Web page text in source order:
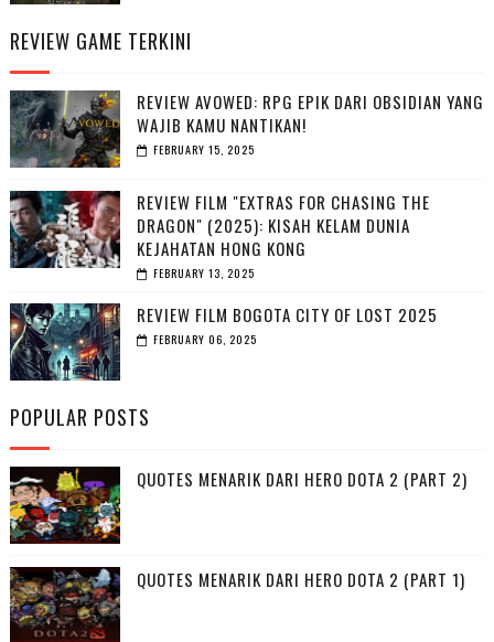
REVIEW GAME TERKINI
REVIEW AVOWED: RPG EPIK DARI OBSIDIAN YANG
WAJIB KAMU NANTIKAN!
FEBRUARY 15, 2025
REVIEW FILM "EXTRAS FOR CHASING THE
DRAGON" (2025): KISAH KELAM DUNIA
KEJAHATAN HONG KONG
FEBRUARY 13, 2025
REVIEW FILM BOGOTA CITY OF LOST 2025
FEBRUARY 06, 2025
POPULAR POSTS
QUOTES MENARIK DARI HERO DOTA 2 (PART 2)
QUOTES MENARIK DARI HERO DOTA 2 (PART 1)